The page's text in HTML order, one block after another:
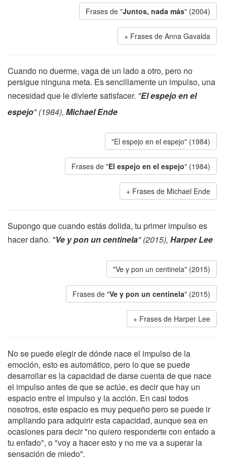
Frases de "Juntos, nada más" (2004)
Frases de Anna Gavalda
Cuando no duerme, vaga de un lado a otro, pero no
persigue ninguna meta. Es sencillamente un impulso, una
necesidad que le divierte satisfacer. "El espejo en el
espejo" (1984), Michael Ende
"El espejo en el espejo" (1984)
Frases de "El espejo en el espejo" (1984)
Frases de Michael Ende
Supongo que cuando estás dolida, tu primer impulso es
hacer daño. "Ve y pon un centinela" (2015), Harper Lee
"Ve y pon un centinela" (2015)
Frases de "Ve y pon un centinela" (2015)
Frases de Harper Lee
No se puede elegir de dónde nace el impulso de la
emoción, esto es automático, pero lo que se puede
desarrollar es la capacidad de darse cuenta de que nace
el impulso antes de que se actúe, es decir que hay un
espacio entre el impulso y la acción. En casi todos
nosotros, este espacio es muy pequeño pero se puede ir
ampliando para adquirir esta capacidad, aunque sea en
ocasiones para decir "no quiero responderte con enfado a
tu enfado", o "voy a hacer esto y no me va a superar la
sensación de miedo".